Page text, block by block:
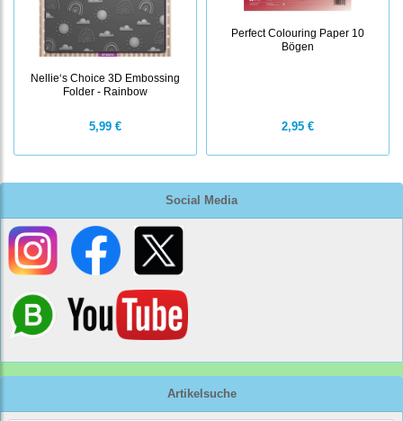
Social Media
Artikelsuche
Nellie‘s Choice 3D Embossing
Folder - Rainbow
5,99 €
Perfect Colouring Paper 10
Bögen
2,95 €